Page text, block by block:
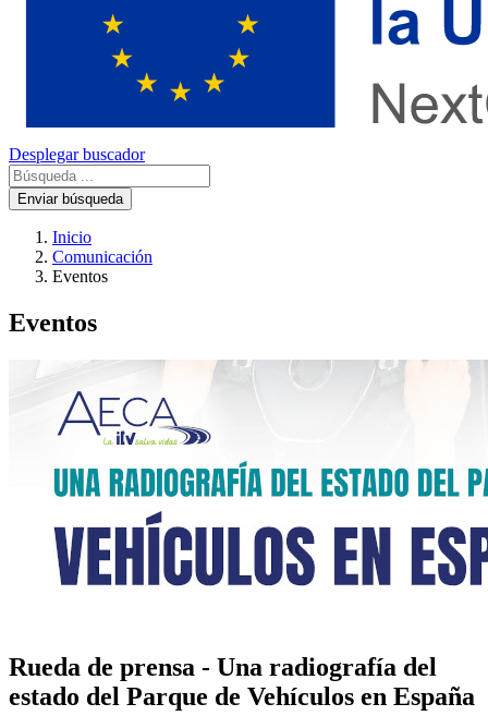
Desplegar buscador
Enviar búsqueda
Inicio
Comunicación
Eventos
Eventos
Rueda de prensa - Una radiografía del
estado del Parque de Vehículos en España